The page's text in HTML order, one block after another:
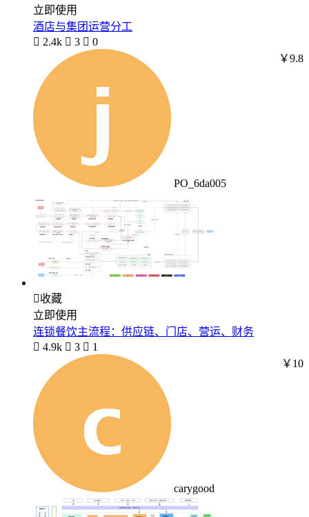
立即使用
酒店与集团运营分工
 2.4k  3  0
PO_6da005
￥9.8
收藏
立即使用
连锁餐饮主流程：供应链、门店、营运、财务
 4.9k  3  1
carygood
￥10